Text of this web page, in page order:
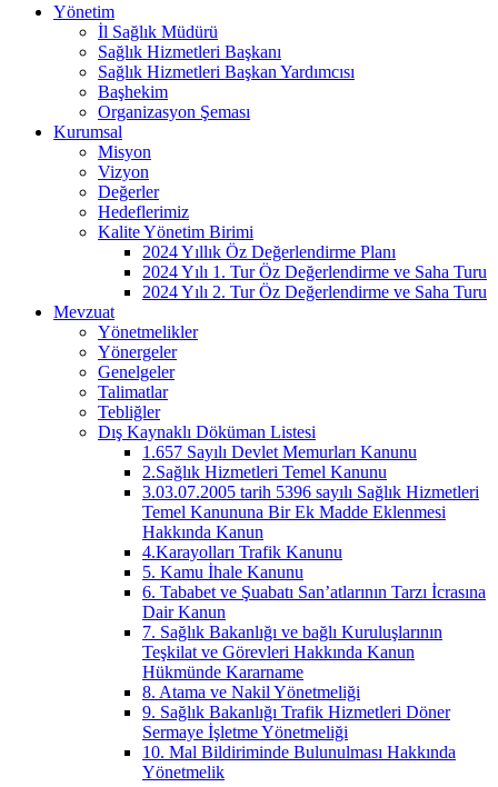
Yönetim
İl Sağlık Müdürü
Sağlık Hizmetleri Başkanı
Sağlık Hizmetleri Başkan Yardımcısı
Başhekim
Organizasyon Şeması
Kurumsal
Misyon
Vizyon
Değerler
Hedeflerimiz
Kalite Yönetim Birimi
2024 Yıllık Öz Değerlendirme Planı
2024 Yılı 1. Tur Öz Değerlendirme ve Saha Turu
2024 Yılı 2. Tur Öz Değerlendirme ve Saha Turu
Mevzuat
Yönetmelikler
Yönergeler
Genelgeler
Talimatlar
Tebliğler
Dış Kaynaklı Döküman Listesi
1.657 Sayılı Devlet Memurları Kanunu
2.Sağlık Hizmetleri Temel Kanunu
3.03.07.2005 tarih 5396 sayılı Sağlık Hizmetleri
Temel Kanununa Bir Ek Madde Eklenmesi
Hakkında Kanun
4.Karayolları Trafik Kanunu
5. Kamu İhale Kanunu
6. Tababet ve Şuabatı San’atlarının Tarzı İcrasına
Dair Kanun
7. Sağlık Bakanlığı ve bağlı Kuruluşlarının
Teşkilat ve Görevleri Hakkında Kanun
Hükmünde Kararname
8. Atama ve Nakil Yönetmeliği
9. Sağlık Bakanlığı Trafik Hizmetleri Döner
Sermaye İşletme Yönetmeliği
10. Mal Bildiriminde Bulunulması Hakkında
Yönetmelik